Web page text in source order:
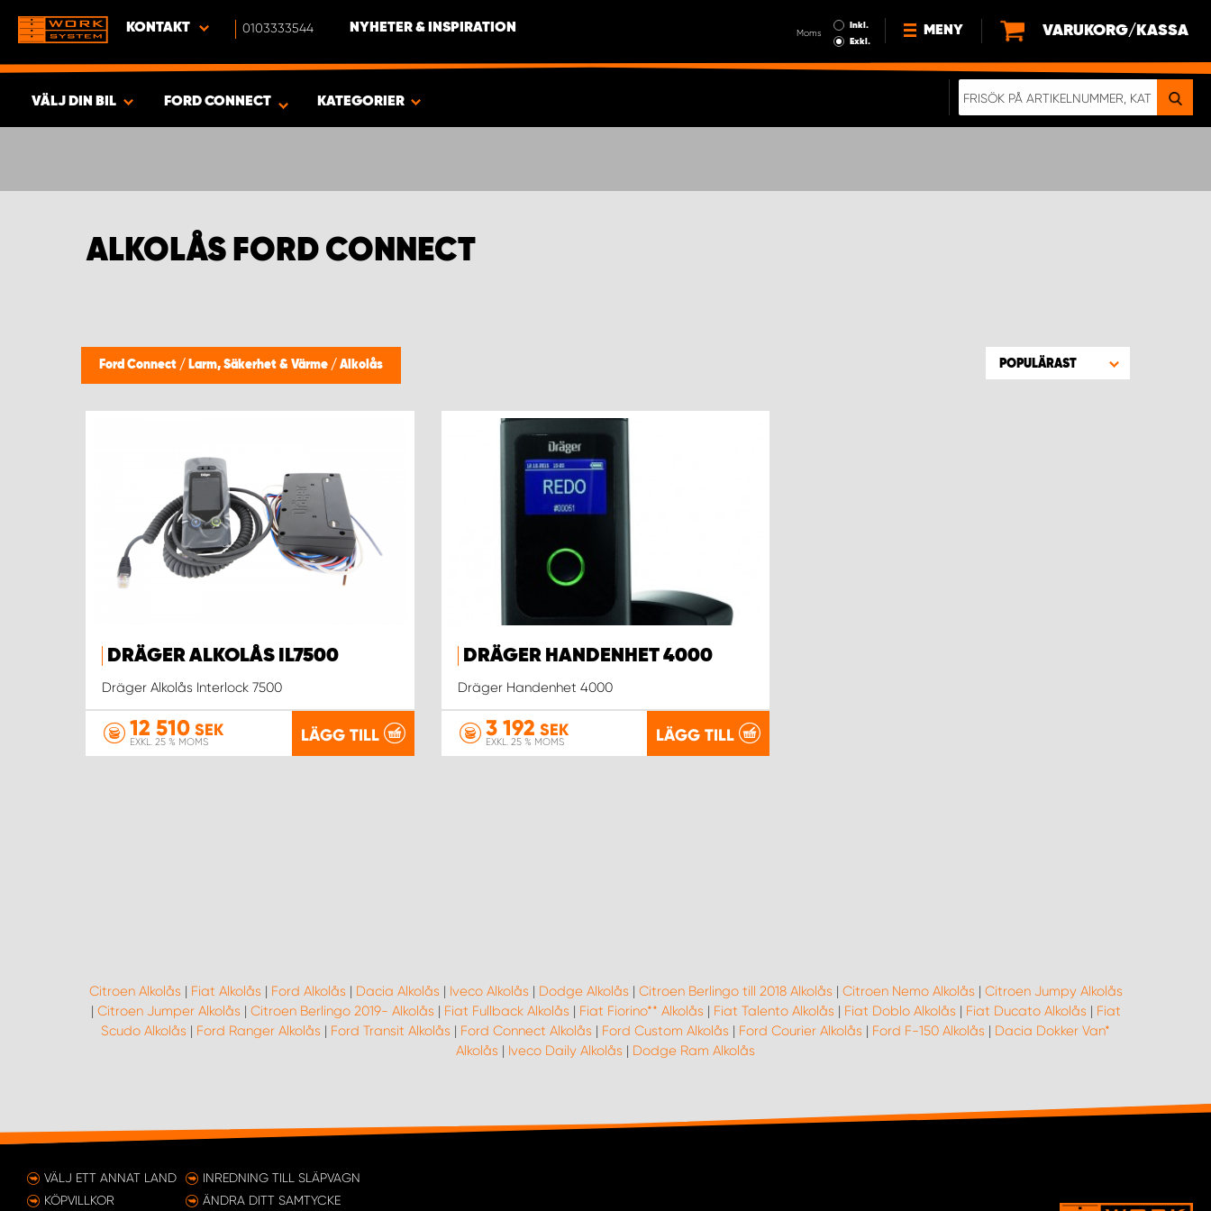
KONTAKT 0103333544 NYHETER & INSPIRATION Moms
Inkl.
Exkl.
MENY
NYHETER
VARUKORG/KASSA
VÄLJ DIN BIL
PRODUKTER
FORD CONNECT KATEGORIER
ALKOLÅS FORD CONNECT
Ford Connect / Larm, Säkerhet & Värme / Alkolås POPULÄRAST
DRÄGER ALKOLÅS IL7500
Dräger Alkolås Interlock 7500
12 510 SEK
EXKL. 25 % MOMS LÄGG TILL
DRÄGER HANDENHET 4000
Dräger Handenhet 4000
3 192 SEK
EXKL. 25 % MOMS LÄGG TILL
Citroen Alkolås | Fiat Alkolås | Ford Alkolås | Dacia Alkolås | Iveco Alkolås | Dodge Alkolås | Citroen Berlingo till 2018 Alkolås | Citroen Nemo Alkolås | Citroen Jumpy Alkolås
| Citroen Jumper Alkolås | Citroen Berlingo 2019- Alkolås | Fiat Fullback Alkolås | Fiat Fiorino** Alkolås | Fiat Talento Alkolås | Fiat Doblo Alkolås | Fiat Ducato Alkolås | Fiat
Scudo Alkolås | Ford Ranger Alkolås | Ford Transit Alkolås | Ford Connect Alkolås | Ford Custom Alkolås | Ford Courier Alkolås | Ford F-150 Alkolås | Dacia Dokker Van*
Alkolås | Iveco Daily Alkolås | Dodge Ram Alkolås
VÄLJ ETT ANNAT LAND
KÖPVILLKOR
INREDNING TILL SLÄPVAGN
ÄNDRA DITT SAMTYCKE